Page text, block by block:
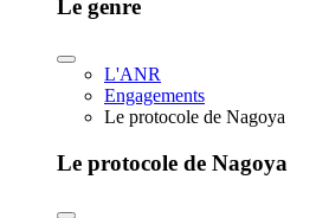
Le genre
L'ANR
Engagements
Le protocole de Nagoya
Le protocole de Nagoya